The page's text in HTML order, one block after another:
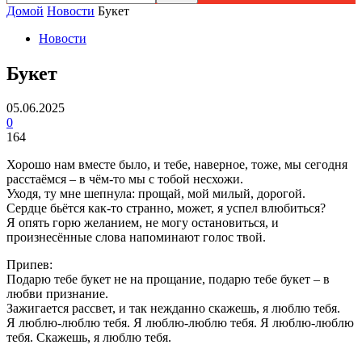
Домой Новости Букет
Новости
Букет
05.06.2025
0
164
Хорошо нам вместе было, и тебе, наверное, тоже, мы сегодня
расстаёмся – в чём-то мы с тобой несхожи.
Уходя, ту мне шепнула: прощай, мой милый, дорогой.
Сердце бьётся как-то странно, может, я успел влюбиться?
Я опять горю желанием, не могу остановиться, и
произнесённые слова напоминают голос твой.
Припев:
Подарю тебе букет не на прощание, подарю тебе букет – в
любви признание.
Зажигается рассвет, и так нежданно скажешь, я люблю тебя.
Я люблю-люблю тебя. Я люблю-люблю тебя. Я люблю-люблю
тебя. Скажешь, я люблю тебя.